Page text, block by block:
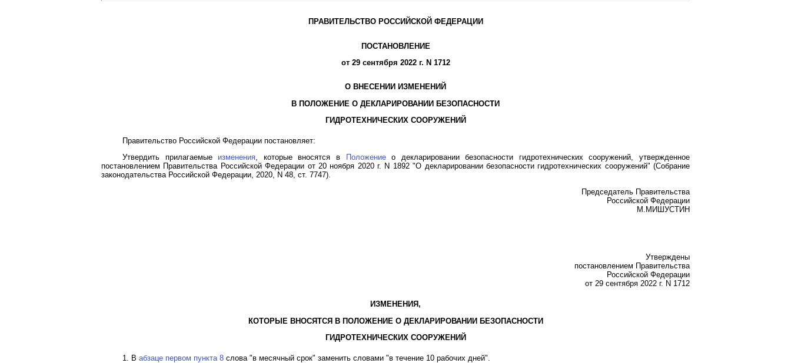
ПРАВИТЕЛЬСТВО РОССИЙСКОЙ ФЕДЕРАЦИИ
ПОСТАНОВЛЕНИЕ
от 29 сентября 2022 г. N 1712
О ВНЕСЕНИИ ИЗМЕНЕНИЙ
В ПОЛОЖЕНИЕ О ДЕКЛАРИРОВАНИИ БЕЗОПАСНОСТИ
ГИДРОТЕХНИЧЕСКИХ СООРУЖЕНИЙ
Правительство Российской Федерации постановляет:
Утвердить прилагаемые изменения, которые вносятся в Положениео декларировании безопасности гидротехнических сооружений, утвержденное
постановлением Правительства Российской Федерации от 20 ноября 2020 г. N 1892 "О декларировании безопасности гидротехнических сооружений" (Собрание
законодательства Российской Федерации, 2020, N 48, ст. 7747).
Председатель Правительства
Российской Федерации
М.МИШУСТИН
Утверждены
постановлением Правительства
Российской Федерации
от 29 сентября 2022 г. N 1712
ИЗМЕНЕНИЯ,
КОТОРЫЕ ВНОСЯТСЯ В ПОЛОЖЕНИЕ О ДЕКЛАРИРОВАНИИ БЕЗОПАСНОСТИ
ГИДРОТЕХНИЧЕСКИХ СООРУЖЕНИЙ
1. В абзаце первом пункта 8 слова "в месячный срок" заменить словами "в течение 10 рабочих дней".